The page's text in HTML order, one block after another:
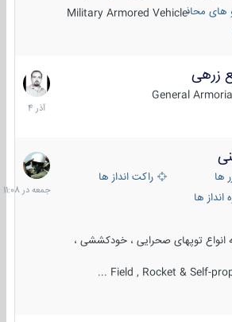
محافظت شده
Military Armored Vehicle
General
7
آذر
1404
راکت انداز ها
ها
توپهای صحرایی ، خودکششی ،
Field , Rocket & Self-
جمعه
در
11:08